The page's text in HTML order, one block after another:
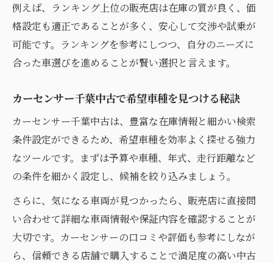
例えば、ランキング上位の販売店は在庫の質が良く、価
格設定も適正であることが多く、安心して交渉や試乗が
可能です。ランキングを参考にしつつ、自分のニーズに
合った車選びを進めることが賢い選択と言えます。
カーセンサー千葉中古で希望車種を見つける秘訣
カーセンサー千葉中古は、豊富な在庫情報と細かい検索
条件設定ができるため、希望車種を効率よく探せる強力
なツールです。まずは予算や車種、年式、走行距離など
の条件を細かく設定し、候補を絞り込みましょう。
さらに、気になる車両が見つかったら、販売店に直接問
い合わせて詳細な車両情報や保証内容を確認することが
大切です。カーセンサーの口コミや評価も参考にしなが
ら、信頼できる店舗で購入することで満足度の高い中古